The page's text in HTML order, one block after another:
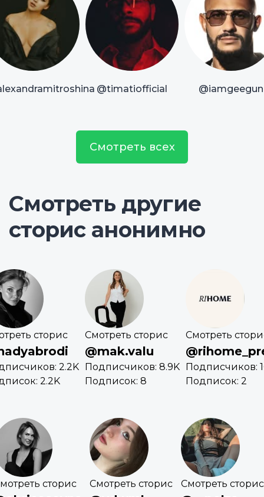
@timatiofficial @iamgeegun
Смотреть всех
Смотреть другие
сторис анонимно
сторис
2.2K
2.2K
Смотреть сторис
@mak.valu
Подписчиков: 8.9K
Подписок: 8
Смотреть
Подписчиков:
Подписок: 2
сторис Смотреть сторис Смотреть сторис